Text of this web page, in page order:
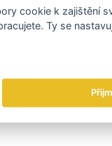
cookie k zajištění
Ty se